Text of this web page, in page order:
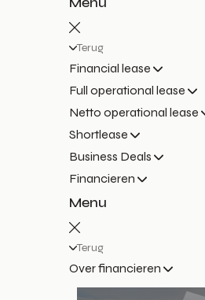
Terug
Financial lease
Full operational lease
Netto operational lease
Shortlease
Business Deals
Financieren
Menu
Terug
Over financieren